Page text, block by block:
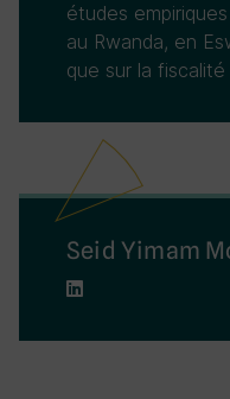
études
au Rwanda, en
que sur la
Seid Yimam